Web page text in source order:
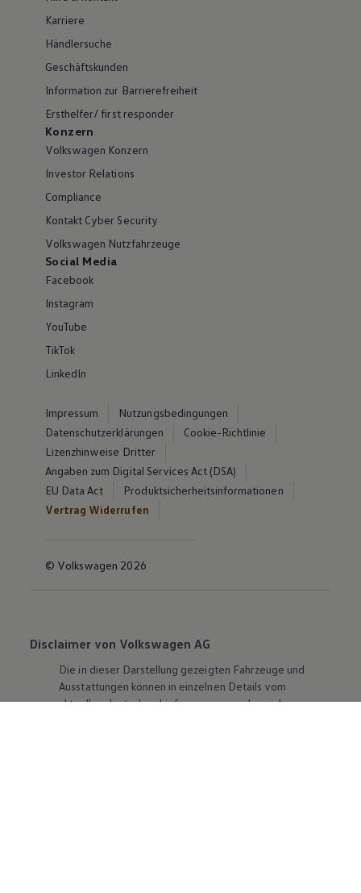
Karriere
Händlersuche
Geschäftskunden
Information zur Barrierefreiheit
Ersthelfer/ first responder
Konzern
Volkswagen Konzern
Investor Relations
Compliance
Kontakt Cyber Security
Volkswagen Nutzfahrzeuge
Social Media
Facebook
Instagram
YouTube
TikTok
LinkedIn
Impressum
Nutzungsbedingungen
Datenschutzerklärungen
Cookie-Richtlinie
Lizenzhinweise Dritter
Angaben zum Digital Services Act (DSA)
EU Data Act
Produktsicherheitsinformationen
Vertrag Widerrufen
© Volkswagen 2026
Disclaimer von Volkswagen AG
Die in dieser Darstellung gezeigten Fahrzeuge und
Ausstattungen können in einzelnen Details vom
aktuellen deutschen Lieferprogramm abweichen.